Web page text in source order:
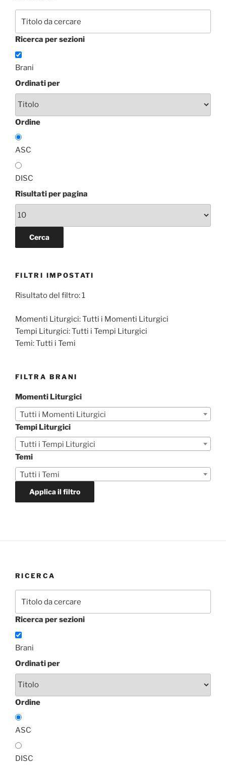
Ricerca per sezioni
Brani
Ordinati per
Ordine
ASC
DISC
Risultati per pagina
FILTRI IMPOSTATI
Risultato del filtro: 1
Momenti Liturgici:Tutti i Momenti Liturgici
Tempi Liturgici:Tutti i Tempi Liturgici
Temi:Tutti i Temi
FILTRA BRANI
Momenti Liturgici
Tutti i Momenti Liturgici
Tempi Liturgici
Tutti i Tempi Liturgici
Temi
Tutti i Temi
Applica il filtro
RICERCA
Ricerca per sezioni
Brani
Ordinati per
Ordine
ASC
DISC